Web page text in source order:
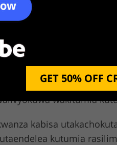
ni jambo kubwa,
Cablevision, Comcast
haramu wa
wakitumia
kabisa
kutumia
GET 50% OFF